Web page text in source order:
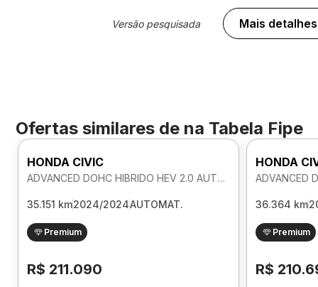
Versão pesquisada Mais detalhes
Ofertas similares de na Tabela Fipe
HONDA CIVIC
ADVANCED DOHC HIBRIDO HEV 2.0 AUTOMATICO
35.151 km2024/2024AUTOMAT.
Premium
R$ 211.090
HONDA
36.364 km
Premium
R$